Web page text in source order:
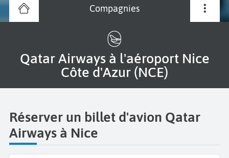
Compagnies
Qatar Airways à l'aéroport Nice
Côte d'Azur (NCE)
Réserver un billet d'avion Qatar
Airways à Nice